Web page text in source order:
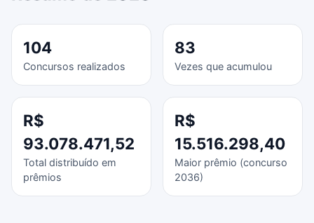
104
Concursos realizados
83
Vezes que acumulou
R$
93.078.471,52
Total distribuído em
prêmios
R$
15.516.298,40
Maior prêmio (concurso
2036)